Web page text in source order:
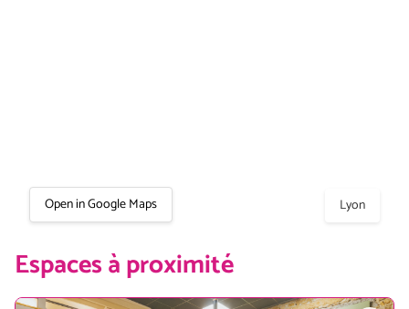
Open in Google Maps Lyon
Espaces à proximité